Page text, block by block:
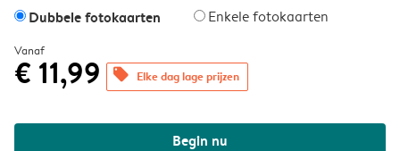
Dubbele fotokaarten Enkele fotokaarten
Vanaf
€ 11,99 offers Elke dag lage prijzen
Begin nu